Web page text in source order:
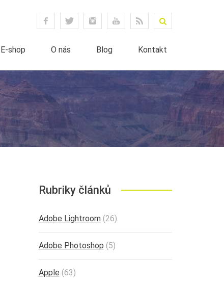
E-shop O nás Blog Kontakt
Rubriky článků
Adobe Lightroom(26)
Adobe Photoshop (5)
Apple (63)